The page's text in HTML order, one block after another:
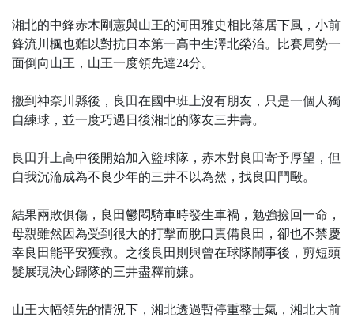
湘北的中鋒赤木剛憲與山王的河田雅史相比落居下風，小前
鋒流川楓也難以對抗日本第一高中生澤北榮治。比賽局勢一
面倒向山王，山王一度領先達24分。
搬到神奈川縣後，良田在國中班上沒有朋友，只是一個人獨
自練球，並一度巧遇日後湘北的隊友三井壽。
良田升上高中後開始加入籃球隊，赤木對良田寄予厚望，但
自我沉淪成為不良少年的三井不以為然，找良田鬥毆。
結果兩敗俱傷，良田鬱悶騎車時發生車禍，勉強撿回一命，
母親雖然因為受到很大的打擊而脫口責備良田，卻也不禁慶
幸良田能平安獲救。之後良田則與曾在球隊鬧事後，剪短頭
髮展現決心歸隊的三井盡釋前嫌。
山王大幅領先的情況下，湘北透過暫停重整士氣，湘北大前